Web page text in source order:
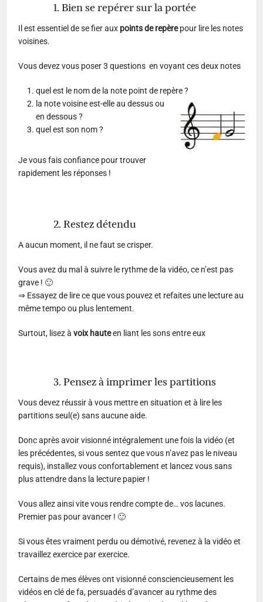
1. Bien se repérer sur la portée
Il est essentiel de se fier aux points de repèrepour lire les notes
voisines.
Vous devez vous poser 3 questions en voyant ces deux notes
quel est le nom de la note point de repère ?
la note voisine est-elle au dessus ou
en dessous ?
quel est son nom ?
Je vous fais confiance pour trouver
rapidement les réponses !
2. Restez détendu
A aucun moment, il ne faut se crisper.
Vous avez du mal à suivre le rythme de la vidéo, ce n’est pas
grave ! 🙂
⇒ Essayez de lire ce que vous pouvez et refaites une lecture au
même tempo ou plus lentement.
Surtout, lisez àvoix hauteen liant les sons entre eux
3. Pensez à imprimer les partitions
Vous devez réussir à vous mettre en situation et à lire les
partitions seul(e) sans aucune aide.
Donc après avoir visionné intégralement une fois la vidéo (et
les précédentes, si vous sentez que vous n’avez pas le niveau
requis), installez vous confortablement et lancez vous sans
plus attendre dans la lecture papier !
Vous allez ainsi vite vous rendre compte de… vos lacunes.
Premier pas pour avancer ! 🙂
Si vous êtes vraiment perdu ou démotivé, revenez à la vidéo et
travaillez exercice par exercice.
Certains de mes élèves ont visionné consciencieusement les
vidéos en clé de fa, persuadés d’avancer au rythme des